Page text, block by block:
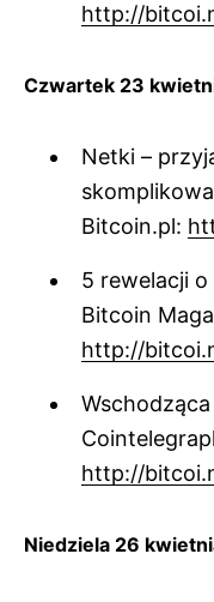
http://
Czwartek 23
Netki –
Bitcoin.pl:
5 rewelacji
Bitcoin
http://
http://
Niedziela 26